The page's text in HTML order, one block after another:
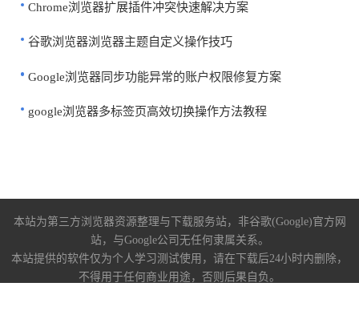
Chrome浏览器扩展插件冲突快速解决方案
谷歌浏览器浏览器主题自定义操作技巧
Google浏览器同步功能异常的账户权限修复方案
google浏览器多标签页高效切换操作方法教程
本站为第三方浏览器资源整理与下载服务站，非谷歌(Google)官方网
站，与Google公司无任何隶属关系。
本站提供的软件仅为个人学习测试使用，请在下载后24小时内删除，
不得用于任何商业用途，否则后果自负。